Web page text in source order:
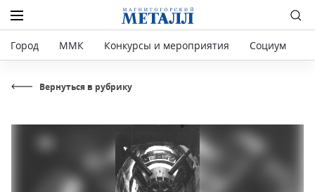
Город ММК Конкурсы и мероприятия Социум
Вернуться в рубрику